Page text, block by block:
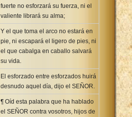
fuerte no esforzará su fuerza, ni el
valiente librará su alma;
Y el que toma el arco no estará en
pie, ni escapará el ligero de pies, ni
el que cabalga en caballo salvará
su vida.
El esforzado entre esforzados huirá
desnudo aquel día, dijo el SEÑOR.
¶ Oíd esta palabra que ha hablado
el SEÑOR contra vosotros, hijos de